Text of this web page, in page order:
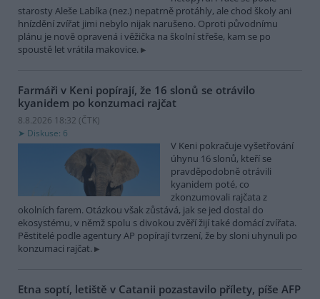
starosty Aleše Labíka (nez.) nepatrně protáhly, ale chod školy ani
hnízdění zvířat jimi nebylo nijak narušeno. Oproti původnímu
plánu je nově opravená i věžička na školní střeše, kam se po
spoustě let vrátila makovice.
Farmáři v Keni popírají, že 16 slonů se otrávilo
kyanidem po konzumaci rajčat
8.8.2026 18:32 (ČTK)
Diskuse: 6
V Keni pokračuje vyšetřování
úhynu 16 slonů, kteří se
pravděpodobně otrávili
kyanidem poté, co
zkonzumovali rajčata z
okolních farem. Otázkou však zůstává, jak se jed dostal do
ekosystému, v němž spolu s divokou zvěří žijí také domácí zvířata.
Pěstitelé podle agentury AP popírají tvrzení, že by sloni uhynuli po
konzumaci rajčat.
Etna soptí, letiště v Catanii pozastavilo přílety, píše AFP